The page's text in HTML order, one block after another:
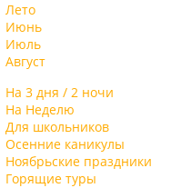
Лето
Июнь
Июль
Август
На 3 дня / 2 ночи
На Неделю
Для школьников
Осенние каникулы
Ноябрьские праздники
Горящие туры